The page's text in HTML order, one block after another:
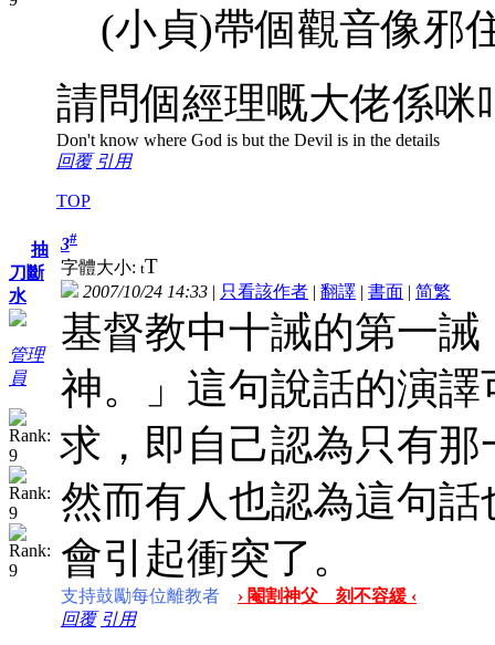
(小貞)帶個觀音像邪
請問個經理嘅大佬係咪
Don't know where God is but the Devil is in the details
回覆 引用
TOP
抽
刀斷
水
管理
員
3#
字體大小: tT
2007/10/24 14:33 | 只看該作者 | 翻譯 | 書面 | 简繁
基督教中十誡的第一
神。」這句說話的演
求，即自己認為只有
然而有人也認為這句
會引起衝突了。
支持鼓勵每位離教者
› 閹割神父 刻不容緩 ‹
回覆 引用